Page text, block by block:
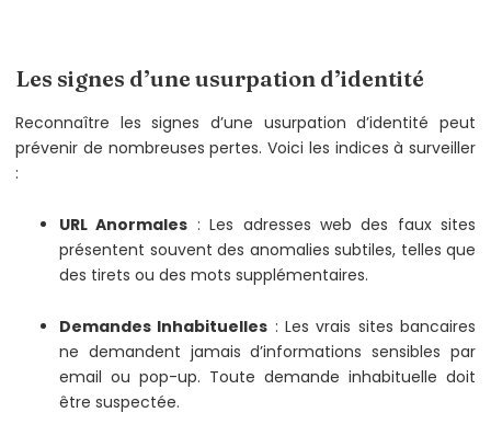
Les signes d’une usurpation d’identité
Reconnaître les signes d’une usurpation d’identité peut
prévenir de nombreuses pertes. Voici les indices à surveiller
:
URL Anormales : Les adresses web des faux sites
présentent souvent des anomalies subtiles, telles que
des tirets ou des mots supplémentaires.
Demandes Inhabituelles : Les vrais sites bancaires
ne demandent jamais d’informations sensibles par
email ou pop-up. Toute demande inhabituelle doit
être suspectée.